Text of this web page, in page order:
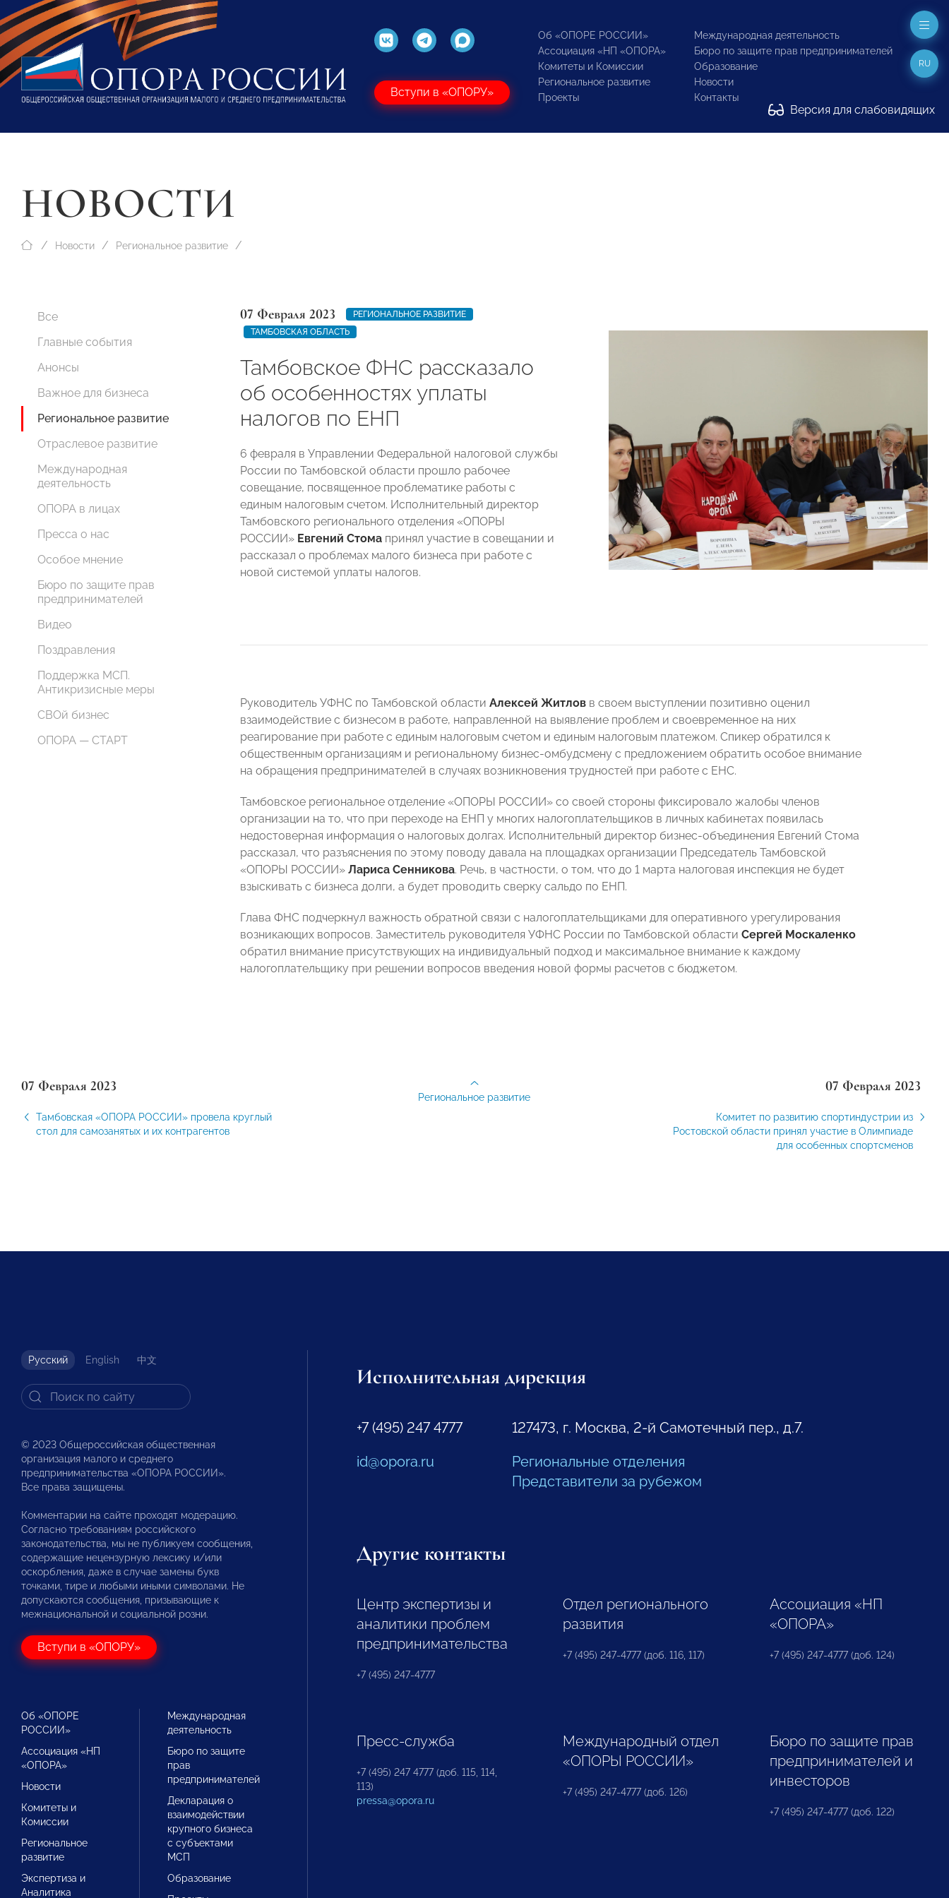
Вступи в «ОПОРУ»
Об «ОПОРЕ РОССИИ»
Ассоциация «НП «ОПОРА»
Комитеты и Комиссии
Региональное развитие
Проекты
Международная деятельность
Бюро по защите прав предпринимателей
Образование
Новости
Контакты
Версия для слабовидящих
RU
НОВОСТИ
Новости Региональное развитие
Все
Главные события
Анонсы
Важное для бизнеса
Региональное развитие
Отраслевое развитие
Международная
деятельность
ОПОРА в лицах
Пресса о нас
Особое мнение
Бюро по защите прав
предпринимателей
Видео
Поздравления
Поддержка МСП.
Антикризисные меры
СВОй бизнес
ОПОРА — СТАРТ
07 Февраля 2023
РЕГИОНАЛЬНОЕ РАЗВИТИЕ
ТАМБОВСКАЯ ОБЛАСТЬ
Тамбовское ФНС рассказало
об особенностях уплаты
налогов по ЕНП
6 февраля в Управлении Федеральной налоговой службы
России по Тамбовской области прошло рабочее
совещание, посвященное проблематике работы с
единым налоговым счетом. Исполнительный директор
Тамбовского регионального отделения «ОПОРЫ
РОССИИ» Евгений Стома принял участие в совещании и
рассказал о проблемах малого бизнеса при работе с
новой системой уплаты налогов.
Руководитель УФНС по Тамбовской области Алексей Житлов в своем выступлении позитивно оценил
взаимодействие с бизнесом в работе, направленной на выявление проблем и своевременное на них
реагирование при работе с единым налоговым счетом и единым налоговым платежом. Спикер обратился к
общественным организациям и региональному бизнес-омбудсмену с предложением обратить особое внимание
на обращения предпринимателей в случаях возникновения трудностей при работе с ЕНС.
Тамбовское региональное отделение «ОПОРЫ РОССИИ» со своей стороны фиксировало жалобы членов
организации на то, что при переходе на ЕНП у многих налогоплательщиков в личных кабинетах появилась
недостоверная информация о налоговых долгах. Исполнительный директор бизнес-объединения Евгений Стома
рассказал, что разъяснения по этому поводу давала на площадках организации Председатель Тамбовской
«ОПОРЫ РОССИИ» Лариса Сенникова. Речь, в частности, о том, что до 1 марта налоговая инспекция не будет
взыскивать с бизнеса долги, а будет проводить сверку сальдо по ЕНП.
Глава ФНС подчеркнул важность обратной связи с налогоплательщиками для оперативного урегулирования
возникающих вопросов. Заместитель руководителя УФНС России по Тамбовской области Сергей Москаленко
обратил внимание присутствующих на индивидуальный подход и максимальное внимание к каждому
налогоплательщику при решении вопросов введения новой формы расчетов с бюджетом.
07 Февраля 2023
Тамбовская «ОПОРА РОССИИ» провела круглый
стол для самозанятых и их контрагентов
07 Февраля 2023
Комитет по развитию спортиндустрии из
Ростовской области принял участие в Олимпиаде
для особенных спортсменов
Региональное развитие
Русский English 中文
© 2023 Общероссийская общественная
организация малого и среднего
предпринимательства «ОПОРА РОССИИ».
Все права защищены.
Комментарии на сайте проходят модерацию.
Согласно требованиям российского
законодательства, мы не публикуем сообщения,
содержащие нецензурную лексику и/или
оскорбления, даже в случае замены букв
точками, тире и любыми иными символами. Не
допускаются сообщения, призывающие к
межнациональной и социальной розни.
Вступи в «ОПОРУ»
Об «ОПОРЕ
РОССИИ»
Ассоциация «НП
«ОПОРА»
Новости
Комитеты и
Комиссии
Региональное
развитие
Экспертиза и
Аналитика
Международная
деятельность
Бюро по защите
прав
предпринимателей
Декларация о
взаимодействии
крупного бизнеса
с субъектами
МСП
Образование
Исполнительная дирекция
+7 (495) 247 4777
id@opora.ru
127473, г. Москва, 2-й Самотечный пер., д.7.
Региональные отделения
Представители за рубежом
Другие контакты
Центр экспертизы и
аналитики проблем
предпринимательства
+7 (495) 247-4777
Отдел регионального
развития
+7 (495) 247-4777 (доб. 116, 117)
Ассоциация «НП
«ОПОРА»
+7 (495) 247-4777 (доб. 124)
Пресс-служба
+7 (495) 247 4777 (доб. 115, 114,
113)
pressa@opora.ru
Международный отдел
«ОПОРЫ РОССИИ»
+7 (495) 247-4777 (доб. 126)
Бюро по защите прав
предпринимателей и
инвесторов
+7 (495) 247-4777 (доб. 122)